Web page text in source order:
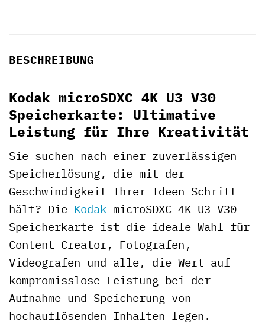
BESCHREIBUNG
Kodak microSDXC 4K U3 V30
Speicherkarte: Ultimative
Leistung für Ihre Kreativität
Sie suchen nach einer zuverlässigen
Speicherlösung, die mit der
Geschwindigkeit Ihrer Ideen Schritt
hält? Die Kodak microSDXC 4K U3 V30
Speicherkarte ist die ideale Wahl für
Content Creator, Fotografen,
Videografen und alle, die Wert auf
kompromisslose Leistung bei der
Aufnahme und Speicherung von
hochauflösenden Inhalten legen.